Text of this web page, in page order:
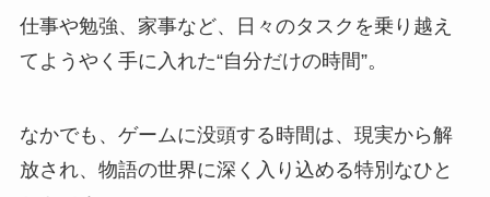
仕事や勉強、家事など、日々のタスクを乗り越え
てようやく手に入れた“自分だけの時間”。
なかでも、ゲームに没頭する時間は、現実から解
放され、物語の世界に深く入り込める特別なひと